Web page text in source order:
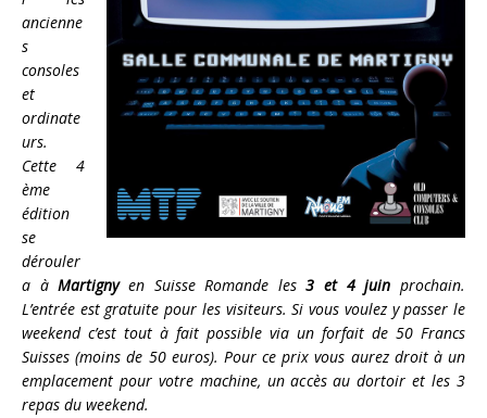
ancienne
s
consoles
et
ordinate
urs.
Cette 4
ème
édition
se
dérouler
a àMartignyen Suisse Romande les3 et 4 juin prochain.
L’entrée est gratuite pour les visiteurs. Si vous voulez y passer le
weekend c’est tout à fait possible via un forfait de 50 Francs
Suisses (moins de 50 euros). Pour ce prix vous aurez droit à un
emplacement pour votre machine, un accès au dortoir et les 3
repas du weekend.